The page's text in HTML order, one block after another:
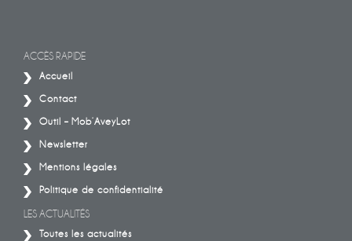
ACCÈS RAPIDE
Accueil
Contact
Outil – Mob’AveyLot
Newsletter
Mentions légales
Politique de confidentialité
LES ACTUALITÉS
Toutes les actualités